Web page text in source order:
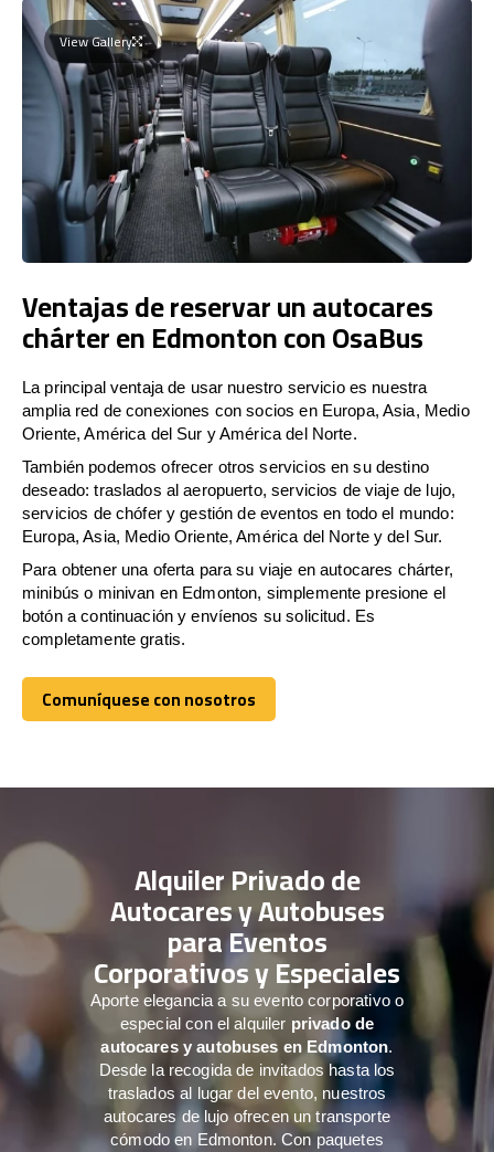
View Gallery
Ventajas de reservar un autocares
chárter en Edmonton con OsaBus
La principal ventaja de usar nuestro servicio es nuestra
amplia red de conexiones con socios en Europa, Asia, Medio
Oriente, América del Sur y América del Norte.
También podemos ofrecer otros servicios en su destino
deseado: traslados al aeropuerto, servicios de viaje de lujo,
servicios de chófer y gestión de eventos en todo el mundo:
Europa, Asia, Medio Oriente, América del Norte y del Sur.
Para obtener una oferta para su viaje en autocares chárter,
minibús o minivan en Edmonton, simplemente presione el
botón a continuación y envíenos su solicitud. Es
completamente gratis.
Comuníquese con nosotros
Comuníquese con nosotros
Alquiler Privado de
Autocares y Autobuses
para Eventos
Corporativos y Especiales
Aporte elegancia a su evento corporativo o
especial con el alquiler privado de
autocares y autobuses en Edmonton.
Desde la recogida de invitados hasta los
traslados al lugar del evento, nuestros
autocares de lujo ofrecen un transporte
cómodo en Edmonton. Con paquetes